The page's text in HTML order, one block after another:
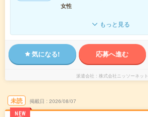
女性
もっと見る
気になる! 応募へ進む
派遣会社 株式会社ニッソーネット
未読
NEW
掲載日 2026/08/07